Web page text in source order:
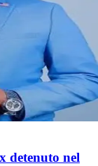
detenuto nel